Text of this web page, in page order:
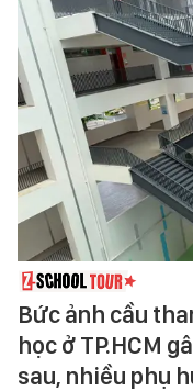
Bức ảnh cầu
học ở TP.HCM
sau, nhiều phụ